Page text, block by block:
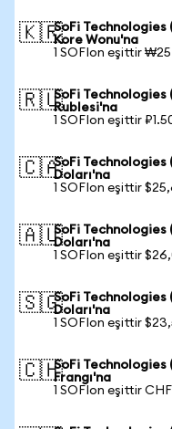
🇰🇷SoFi Technologies
Kore Wonu'na
1 SOFIon eşittir
🇷🇺SoFi Technologies
Rublesi'na
1 SOFIon eşittir
🇨🇦SoFi Technologies
Doları'na
1 SOFIon eşittir
🇦🇺SoFi
Doları'na
1 SOFIon eşittir
🇸🇬SoFi Technologies
Doları'na
1 SOFIon eşittir
🇨🇭SoFi
Frangı'na
1 SOFIon eşittir